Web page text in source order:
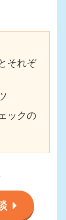
それぞ
ックの